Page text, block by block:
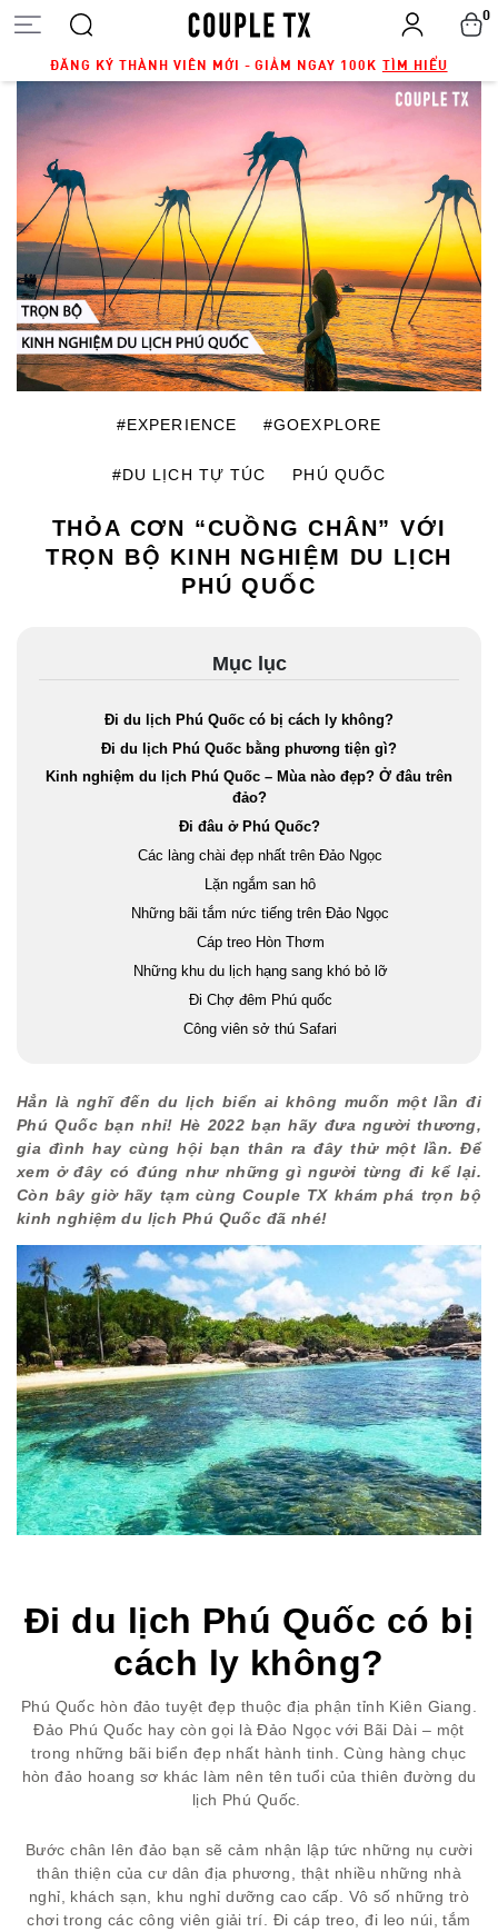
ĐĂNG KÝ THÀNH VIÊN MỚI - GIẢM NGAY 100K TÌM HIỂU
0
#EXPERIENCE #GOEXPLORE
#DU LỊCH TỰ TÚC PHÚ QUỐC
THỎA CƠN “CUỒNG CHÂN” VỚI
TRỌN BỘ KINH NGHIỆM DU LỊCH
PHÚ QUỐC
Mục lục
Đi du lịch Phú Quốc có bị cách ly không?
Đi du lịch Phú Quốc bằng phương tiện gì?
Kinh nghiệm du lịch Phú Quốc – Mùa nào đẹp? Ở đâu trên
đảo?
Đi đâu ở Phú Quốc?
Các làng chài đẹp nhất trên Đảo Ngọc
Lặn ngắm san hô
Những bãi tắm nức tiếng trên Đảo Ngọc
Cáp treo Hòn Thơm
Những khu du lịch hạng sang khó bỏ lỡ
Đi Chợ đêm Phú quốc
Công viên sở thú Safari
Những món ngon không thể bỏ lỡ khi đi du lịch Phú Quốc
Lời kết
Hẳn là nghĩ đến du lịch biển ai không muốn một lần đi
Phú Quốc bạn nhỉ! Hè 2022 bạn hãy đưa người thương,
gia đình hay cùng hội bạn thân ra đây thử một lần. Để
xem ở đây có đúng như những gì người từng đi kể lại.
Còn bây giờ hãy tạm cùng Couple TX khám phá trọn bộ
kinh nghiệm du lịch Phú Quốc đã nhé!
Đi du lịch Phú Quốc có bị
cách ly không?
Phú Quốc hòn đảo tuyệt đẹp thuộc địa phận tỉnh Kiên Giang.
Đảo Phú Quốc hay còn gọi là Đảo Ngọc với Bãi Dài – một
trong những bãi biển đẹp nhất hành tinh. Cùng hàng chục
hòn đảo hoang sơ khác làm nên tên tuổi của thiên đường du
lịch Phú Quốc.
Bước chân lên đảo bạn sẽ cảm nhận lập tức những nụ cười
thân thiện của cư dân địa phương, thật nhiều những nhà
nghỉ, khách sạn, khu nghỉ dưỡng cao cấp. Vô số những trò
chơi trong các công viên giải trí. Đi cáp treo, đi leo núi, tắm